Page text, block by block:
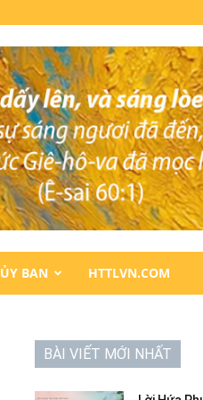
ỦY BAN HTTLVN.COM
BÀI VIẾT MỚI NHẤT